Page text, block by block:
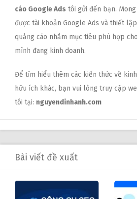
cáo Google Ads tôi gửi đến bạn.
được tài khoản Google Ads và thiết
quảng cáo nhắm mục tiêu phù hợp
mình đang kinh doanh.
Để tìm hiểu thêm các kiến thức về
hữu ích khác, bạn vui lòng truy cập
tôi tại: nguyendinhanh.com
Bài viết đề xuất